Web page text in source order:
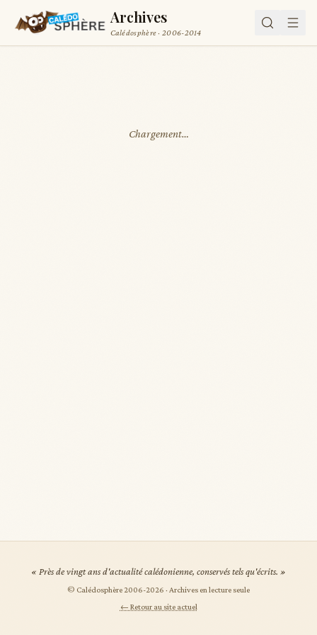
Archives
Calédosphère · 2006-2014
Chargement…
« Près de vingt ans d'actualité calédonienne, conservés tels qu'écrits. »
© Calédosphère 2006-2026 · Archives en lecture seule
← Retour au site actuel